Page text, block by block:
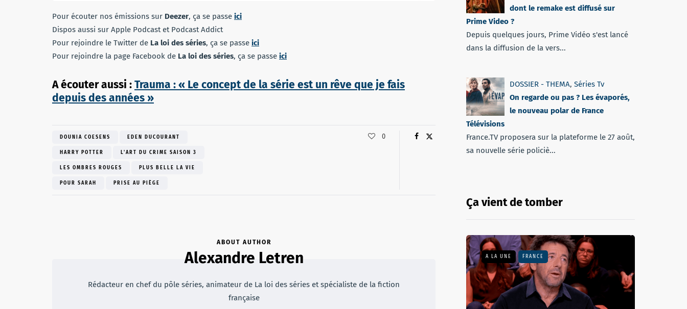
Pour écouter nos émissions sur Deezer, ça se passe ici
Dispos aussi sur Apple Podcast et Podcast Addict
Pour rejoindre le Twitter de La loi des séries, ça se passe ici
Pour rejoindre la page Facebook de La loi des séries, ça se passe ici
A écouter aussi :Trauma : « Le concept de la série est un rêve que je fais
depuis des années »
DOUNIA COESENS EDEN DUCOURANT
HARRY POTTER L'ART DU CRIME SAISON 3
LES OMBRES ROUGES PLUS BELLE LA VIE
POUR SARAH PRISE AU PIÈGE
0
ABOUT AUTHOR
Alexandre Letren
Rédacteur en chef du pôle séries, animateur de La loi des séries et spécialiste de la fiction
française
dont le remake est diffusé sur
Prime Video ?
Depuis quelques jours, Prime Vidéo s'est lancé
dans la diffusion de la vers...
DOSSIER - THEMA, Séries Tv
On regarde ou pas ? Les évaporés,
le nouveau polar de France
Télévisions
France.TV proposera sur la plateforme le 27 août,
sa nouvelle série policiè...
Ça vient de tomber
A LA UNE FRANCE